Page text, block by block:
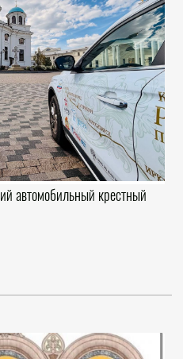
автомобильный крестный